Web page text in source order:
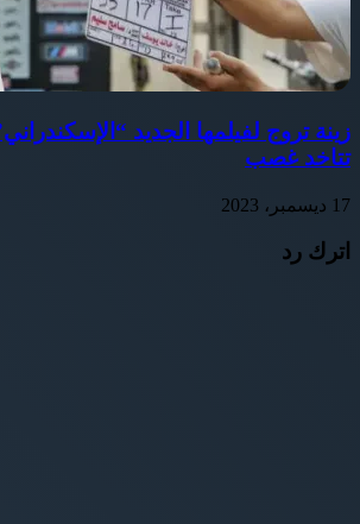
زينة تروج لفيلمها الجديد
تتاخد غصب
17 ديسمبر، 2023
اترك رد